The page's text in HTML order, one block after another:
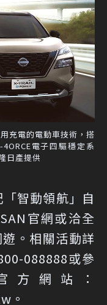
充電的電動車技術，搭
電子四驅穩定系
日產提供
智動領航」自
官網或洽全
。相關活動詳
088888或參
方網站：
。